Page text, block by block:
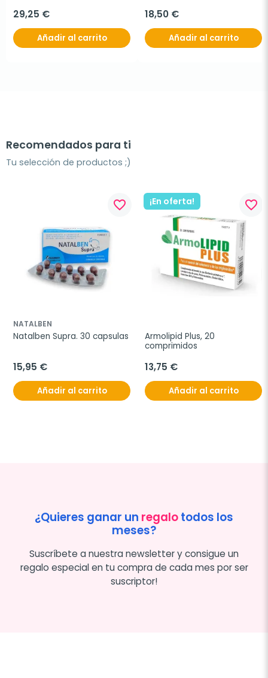
29,25 €
Añadir al carrito
18,50 €
Añadir al carrito
Recomendados para ti
Tu selección de productos ;)
favorite_border
NATALBEN
Natalben Supra. 30 capsulas
15,95 €
Añadir al carrito
¡En oferta! favorite_border
Armolipid Plus, 20
comprimidos
13,75 €
Añadir al carrito
¿Quieres ganar un regalotodos los
meses?
Suscríbete a nuestra newsletter y consigue un
regalo especial en tu compra de cada mes por ser
suscriptor!